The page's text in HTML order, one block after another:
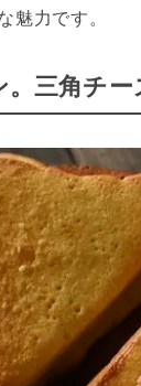
魅力です。
三角チー